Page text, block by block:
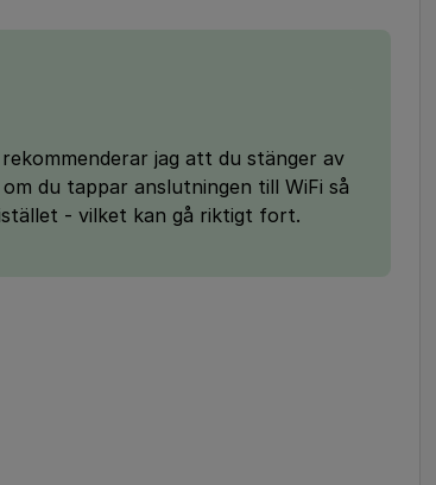
jag att du stänger av
du tappar anslutningen till WiFi så
- vilket kan gå riktigt fort.